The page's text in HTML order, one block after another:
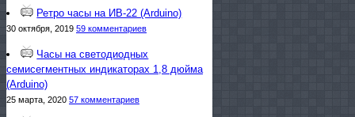
Ретро часы на ИВ-22 (Arduino)
30 октября, 2019 59 комментариев
Часы на светодиодных
семисегментных индикаторах 1,8 дюйма
(Arduino)
25 марта, 2020 57 комментариев